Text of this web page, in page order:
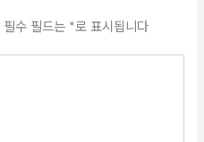
필수 필드는 *로 표시됩니다